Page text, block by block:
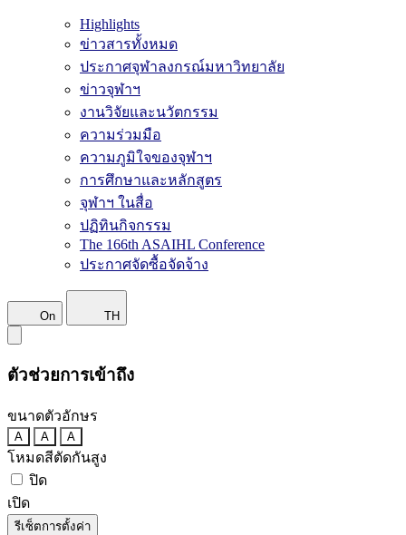
Highlights
ข่าวสารทั้งหมด
ประกาศจุฬาลงกรณ์มหาวิทยาลัย
ข่าวจุฬาฯ
งานวิจัยและนวัตกรรม
ความร่วมมือ
ความภูมิใจของจุฬาฯ
การศึกษาและหลักสูตร
จุฬาฯ ในสื่อ
ปฏิทินกิจกรรม
The 166th ASAIHL Conference
ประกาศจัดซื้อจัดจ้าง
On TH
ตัวช่วยการเข้าถึง
ขนาดตัวอักษร
A A A
โหมดสีตัดกันสูง
ปิด
เปิด
รีเซ็ตการตั้งค่า